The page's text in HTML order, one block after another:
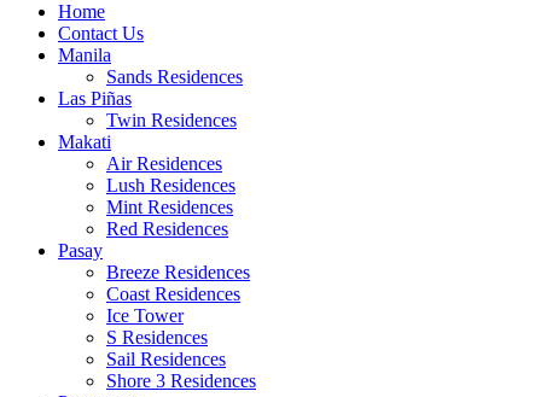
Home
Contact Us
Manila
Sands Residences
Las Piñas
Twin Residences
Makati
Air Residences
Lush Residences
Mint Residences
Red Residences
Pasay
Breeze Residences
Coast Residences
Ice Tower
S Residences
Sail Residences
Shore 3 Residences